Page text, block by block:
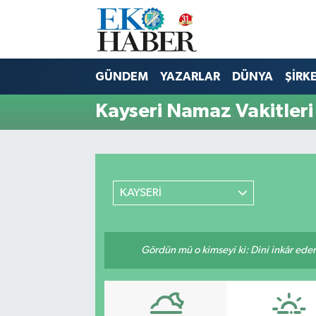
GÜNDEM YAZARLAR DÜNYA
Kayseri Namaz Vakitleri
KAYSERİ
Gördün mü o kimseyi ki: Dini inkâr
Hava Durumu
Son Dakika Haberleri
Haber Arşivi